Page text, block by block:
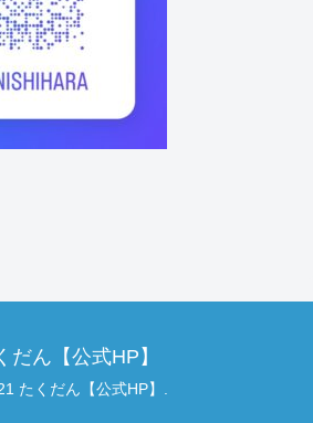
だん【公式HP】
たくだん【公式HP】.